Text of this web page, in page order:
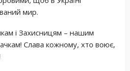
мир.
і Захисницям – нашим
Слава кожному, хто воює,